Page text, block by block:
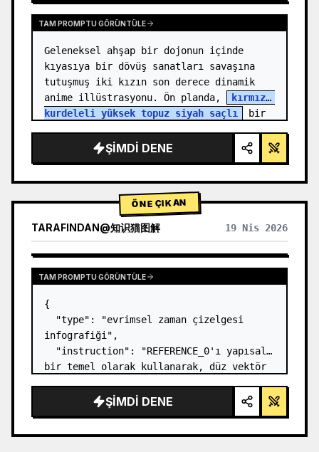
TAM PROMPTU GÖRÜNTÜLE
Geleneksel ahşap bir dojonun içinde
kıyasıya bir dövüş sanatları savaşına
tutuşmuş iki kızın son derece dinamik
anime illüstrasyonu. Ön planda,
kırmızı
kurdeleli yüksek topuz siyah saçlı
bir
ŞIMDI DENE
ÖNE ÇIKAN
TARAFINDAN@知识猫图解 19 Nis 2026
TAM PROMPTU GÖRÜNTÜLE
{
  "type": "evrimsel zaman çizelgesi
infografiği",
  "instruction": "REFERENCE_0'ı yapısal
bir temel olarak kullanarak, düz vektör
infografiğe dönüştürün. Pürüzsüz
rampaları belirgin taş basamaklarla
ŞIMDI DENE